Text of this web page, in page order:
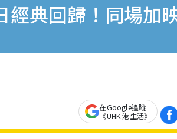
典回歸！同場加
在Google追蹤
《UHK 港生活》